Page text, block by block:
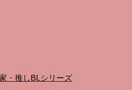
・推しBLシリーズ